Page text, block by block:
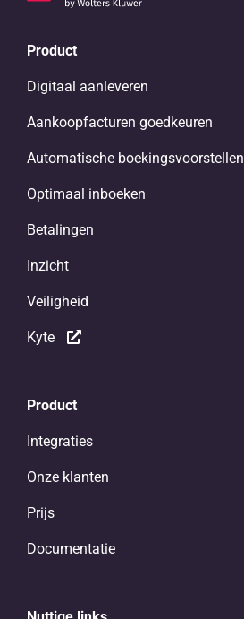
Product
Digitaal aanleveren
Aankoopfacturen goedkeuren
Automatische boekingsvoorstellen
Optimaal inboeken
Betalingen
Inzicht
Veiligheid
Kyte
Product
Integraties
Onze klanten
Prijs
Documentatie